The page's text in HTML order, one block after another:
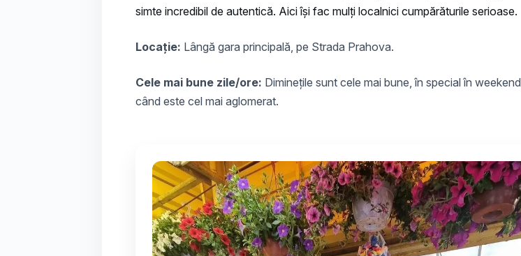
simte incredibil de autentică. Aici își fac mulți localnici cumpărăturile serioase.
Locație: Lângă gara principală, pe Strada Prahova.
Cele mai bune zile/ore: Diminețile sunt cele mai bune, în special în weekend,
când este cel mai aglomerat.